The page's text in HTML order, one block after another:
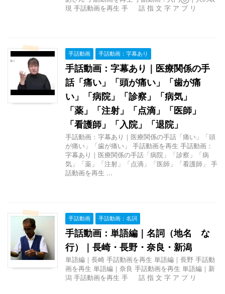
現 手話動画を再生 手 話 指 文 字 ア プ リ
手話動画 手話動画：字幕あり
手話動画：字幕あり｜医療関係の手
話「痛い」「頭が痛い」「歯が痛
い」「病院」「診察」「病気」
「薬」「注射」「点滴」「医師」
「看護師」「入院」「退院」
手話動画：字幕あり｜医療関係の手話「痛い」「頭
が痛い」「歯が痛い」 手話動画を再生 手話動画：
字幕あり｜医療関係の手話「病院」「診察」「病
気」「薬」「注射」「点滴」「医師」「看護師」 手
話動画を再生 ...
手話動画 手話動画：名詞
手話動画：単語編｜名詞（地名 な
行）｜長崎・長野・奈良・新潟
単語編｜長崎 手話動画を再生 単語編｜長野 手話動
画を再生 単語編｜奈良 手話動画を再生 単語編｜新
潟 手話動画を再生 手 話 指 文 字 ア プ リ